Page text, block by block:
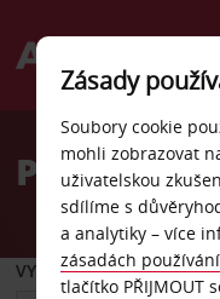
Welcome
AvisPronájem
VYZVEDNOUT Z
Zásady
Soubory cookie
mohli zobrazovat
uživatelskou
sdílíme s
a analytiky – více
zásadách
tlačítko PŘIJMOUT